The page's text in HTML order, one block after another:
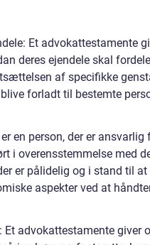
Et advokattestamente
deres ejendele skal
af specifikke
forladt til bestemte
en person, der er ansvarlig
i overensstemmelse med
er pålidelig og i stand til at
aspekter ved at
advokattestamente giver